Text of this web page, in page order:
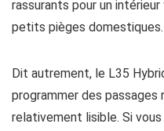
rassurants pour un
petits pièges domestiques.
Dit autrement, le L35
programmer des passages
relativement lisible. Si